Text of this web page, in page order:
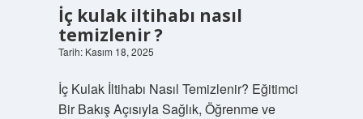
İç kulak iltihabı nasıl
temizlenir ?
Tarih: Kasım 18, 2025
İç Kulak İltihabı Nasıl Temizlenir? Eğitimci
Bir Bakış Açısıyla Sağlık, Öğrenme ve